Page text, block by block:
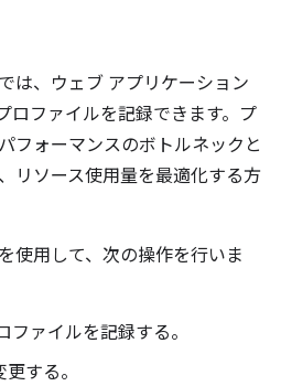
は、ウェブ アプリケーション
ロファイルを記録できます。プ
フォーマンスのボトルネックと
リソース使用量を最適化する方
使用して、次の操作を行いま
ファイルを記録する。
する。